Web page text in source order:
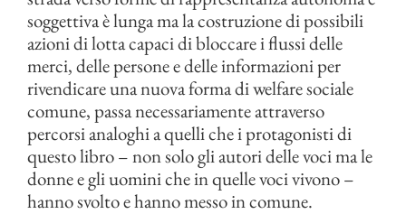
soggettiva è lunga ma la costruzione di possibili
azioni di lotta capaci di bloccare i flussi delle
merci, delle persone e delle informazioni per
rivendicare una nuova forma di welfare sociale
comune, passa necessariamente attraverso
percorsi analoghi a quelli che i protagonisti di
questo libro – non solo gli autori delle voci ma le
donne e gli uomini che in quelle voci vivono –
hanno svolto e hanno messo in comune.